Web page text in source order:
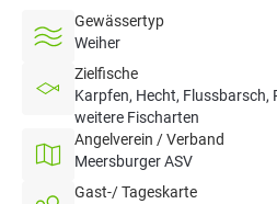
Gewässertyp
Weiher
Zielfische
Karpfen, Hecht, Flussbarsch,
weitere Fischarten
Angelverein / Verband
Meersburger ASV
Gast-/ Tageskarte